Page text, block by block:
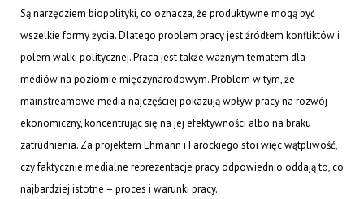
Są narzędziem biopolityki, co oznacza, że produktywne mogą być
wszelkie formy życia. Dlatego problem pracy jest źródłem konfliktów i
polem walki politycznej. Praca jest także ważnym tematem dla
mediów na poziomie międzynarodowym. Problem w tym, że
mainstreamowe media najczęściej pokazują wpływ pracy na rozwój
ekonomiczny, koncentrując się na jej efektywności albo na braku
zatrudnienia. Za projektem Ehmann i Farockiego stoi więc wątpliwość,
czy faktycznie medialne reprezentacje pracy odpowiednio oddają to, co
najbardziej istotne – proces i warunki pracy.